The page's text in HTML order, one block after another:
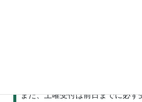
また、土曜受付は前日までに必